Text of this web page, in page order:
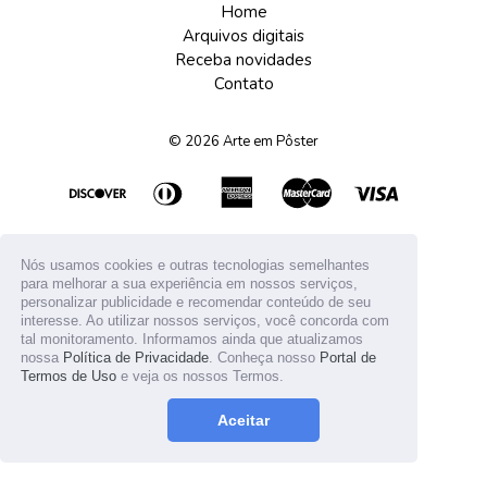
Nós usamos cookies e outras tecnologias semelhantes
para melhorar a sua experiência em nossos serviços,
personalizar publicidade e recomendar conteúdo de seu
interesse. Ao utilizar nossos serviços, você concorda com
tal monitoramento. Informamos ainda que atualizamos
nossa Política de Privacidade . Conheça nosso Portal de
Termos de Uso e veja os nossos Termos.
Aceitar
Home
Arquivos digitais
Receba novidades
Contato
© 2026 Arte em Pôster